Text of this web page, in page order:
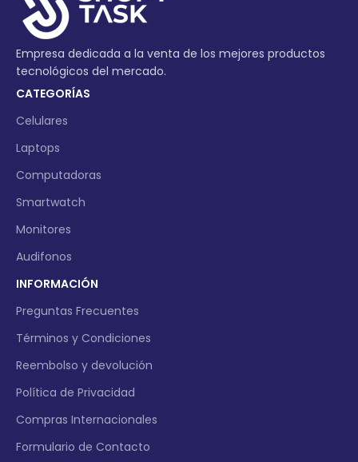
Empresa dedicada a la venta de los mejores productos
tecnológicos del mercado.
CATEGORÍAS
Celulares
Laptops
Computadoras
Smartwatch
Monitores
Audifonos
INFORMACIÓN
Preguntas Frecuentes
Términos y Condiciones
Reembolso y devolución
Política de Privacidad
Compras Internacionales
Formulario de Contacto